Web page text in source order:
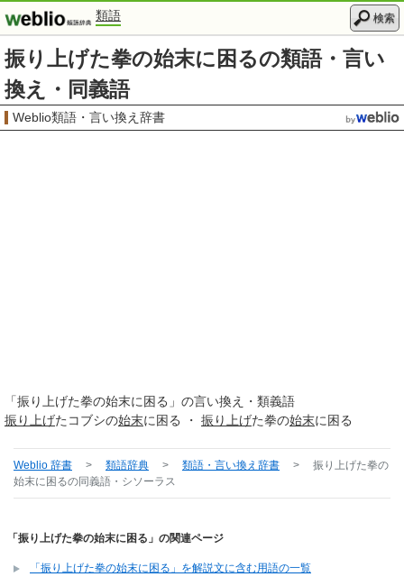
類語 検索
振り上げた拳の始末に困るの類語・言い
換え・同義語
Weblio類語・言い換え辞書
「振り上げた拳の始末に困る 」の言い換え・類義語
振り
上げたコブシの始末に困る ・ 振り 上げた拳の始末に困る
Weblio 辞書 > 類語辞典 > 類語・言い換え辞書 >
振り上げた拳の
始末に困るの同義語・シソーラス
「振り上げた拳の始末に困る」の関連ページ
「振り上げた拳の始末に困る」を解説文に含む用語の一覧